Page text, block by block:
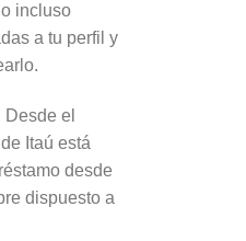
incluso
a tu perfil y
el
Itaú está
desde
dispuesto a